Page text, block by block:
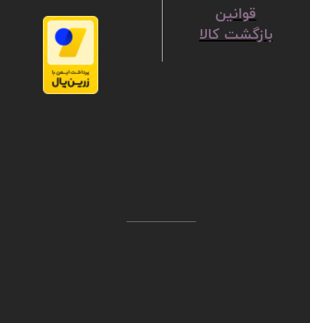
ق​​​​​​​وانین
بازگشت کالا